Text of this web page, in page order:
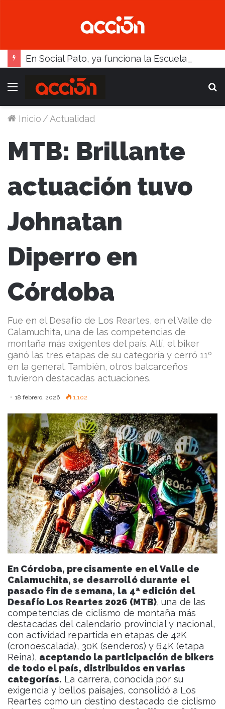
Menú
Inicio /Actualidad
MTB: Brillante
actuación tuvo
Johnatan
Diperro en
Córdoba
Fue en el Desafío de Los Reartes, en el Valle de
Calamuchita, una de las competencias de
montaña más exigentes del país. Allí, el biker
ganó las tres etapas de su categoría y cerró 11º
en la general. También, otros balcarceños
tuvieron destacadas actuaciones.
18 febrero, 2026 1.102
En Córdoba, precisamente en el Valle de
Calamuchita, se desarrolló durante el
pasado fin de semana, la 4ª edición del
Desafío Los Reartes 2026 (MTB), una de las
competencias de ciclismo de montaña más
destacadas del calendario provincial y nacional,
con actividad repartida en etapas de 42K
(cronoescalada), 30K (senderos) y 64K (etapa
Reina), aceptando la participación de bikers
de todo el país, distribuidos en varias
categorías. La carrera, conocida por su
exigencia y bellos paisajes, consolidó a Los
Reartes como un destino destacado de ciclismo